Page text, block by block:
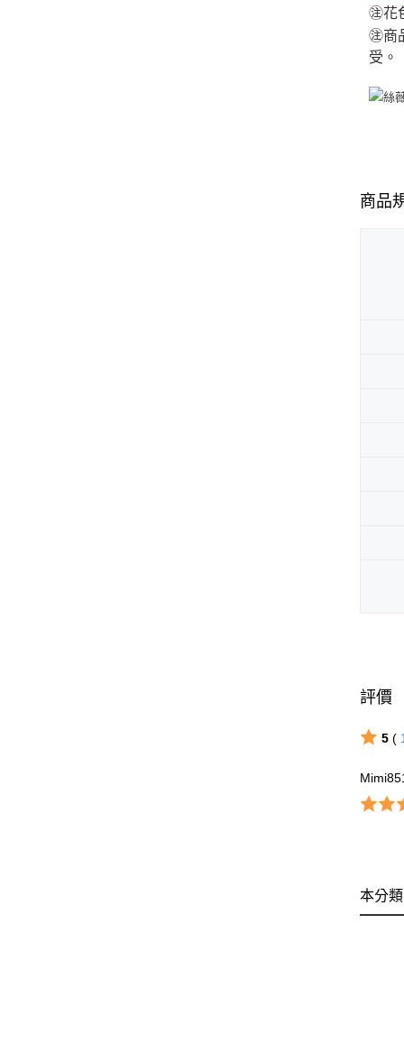
㊟花
㊟商
受。
商品
評價
5(
本分